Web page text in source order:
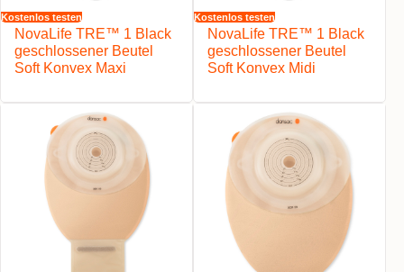
Kostenlos testen
NovaLife TRE™ 1 Black
geschlossener Beutel
Soft Konvex Maxi
Kostenlos testen
NovaLife TRE™ 1 Black
geschlossener Beutel
Soft Konvex Midi